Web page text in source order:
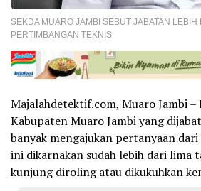
SEKDA MUARO JAMBI SEBUT JABATAN
PERTIMBANGAN TEKNIS
Majalahdetektif.com, Muaro Jambi –
Kabupaten Muaro Jambi yang
banyak mengajukan pertanyaan
ini dikarnakan sudah lebih dari lima
kunjung diroling atau dikukuhkan